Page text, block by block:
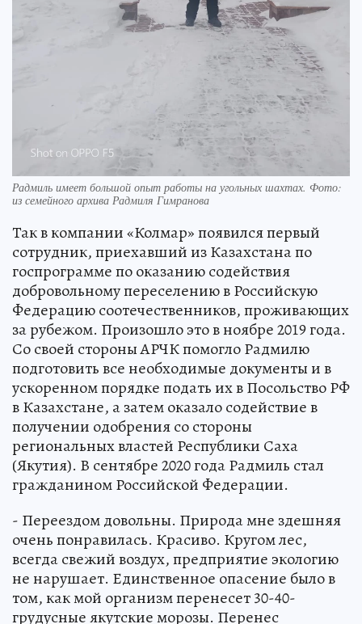
Радмиль имеет большой опыт работы на угольных шахтах. Фото:
из семейного архива Радмиля Гимранова
Так в компании «Колмар» появился первый
сотрудник, приехавший из Казахстана по
госпрограмме по оказанию содействия
добровольному переселению в Российскую
Федерацию соотечественников, проживающих
за рубежом. Произошло это в ноябре 2019 года.
Со своей стороны АРЧК помогло Радмилю
подготовить все необходимые документы и в
ускоренном порядке подать их в Посольство РФ
в Казахстане, а затем оказало содействие в
получении одобрения со стороны
региональных властей Республики Саха
(Якутия). В сентябре 2020 года Радмиль стал
гражданином Российской Федерации.
- Переездом довольны. Природа мне здешняя
очень понравилась. Красиво. Кругом лес,
всегда свежий воздух, предприятие экологию
не нарушает. Единственное опасение было в
том, как мой организм перенесет 30-40-
грудусные якутские морозы. Перенес